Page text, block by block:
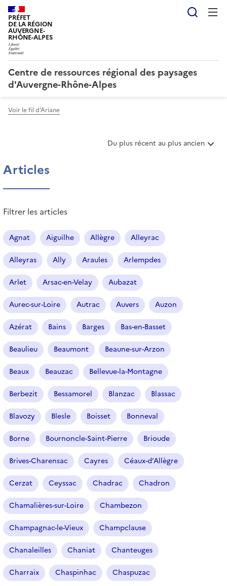
PRÉFET
DE LA RÉGION
AUVERGNE-
RHÔNE-ALPES
Centre de ressources régional des paysages
d'Auvergne-Rhône-Alpes
Voir le fil d'Ariane
T
t
i
c
l
e
Du plus récent au plus ancien
Articles
Filtrer les articles
Agnat Aiguilhe Allègre Alleyrac
Alleyras Ally Araules Arlempdes
Arlet Arsac-en-Velay Aubazat
Aurec-sur-Loire Autrac Auvers Auzon
Azérat Bains Barges Bas-en-Basset
Beaulieu Beaumont Beaune-sur-Arzon
Beaux Beauzac Bellevue-la-Montagne
Berbezit Bessamorel Blanzac Blassac
Blavozy Blesle Boisset Bonneval
Borne Bournoncle-Saint-Pierre Brioude
Brives-Charensac Cayres Céaux-d’Allègre
Cerzat Ceyssac Chadrac Chadron
Chamalières-sur-Loire Chambezon
Champagnac-le-Vieux Champclause
Chanaleilles Chaniat Chanteuges
Charraix Chaspinhac Chaspuzac